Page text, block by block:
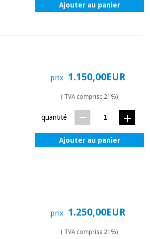
Ajouter au panier
prix 1.150,00EUR
( TVA comprise 21%)
quantité
Ajouter au panier
prix 1.250,00EUR
( TVA comprise 21%)